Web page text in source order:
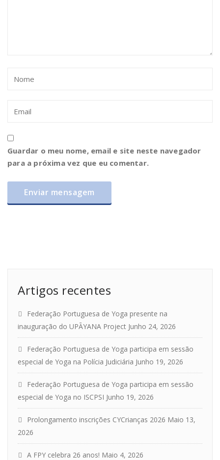
Guardar o meu nome, email e site neste navegador
para a próxima vez que eu comentar.
Artigos recentes
Federação Portuguesa de Yoga presente na
inauguração do UPĀYANA Project Junho 24, 2026
Federação Portuguesa de Yoga participa em sessão
especial de Yoga na Polícia Judiciária Junho 19, 2026
Federação Portuguesa de Yoga participa em sessão
especial de Yoga no ISCPSI Junho 19, 2026
Prolongamento inscrições CYCrianças 2026 Maio 13,
2026
A FPY celebra 26 anos! Maio 4, 2026